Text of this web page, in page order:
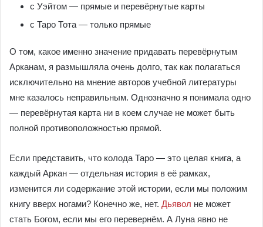
с Уэйтом — прямые и перевёрнутые карты
с Таро Тота — только прямые
О том, какое именно значение придавать перевёрнутым
Арканам, я размышляла очень долго, так как полагаться
исключительно на мнение авторов учебной литературы
мне казалось неправильным. Однозначно я понимала одно
— перевёрнутая карта ни в коем случае не может быть
полной противоположностью прямой.
Если представить, что колода Таро — это целая книга, а
каждый Аркан — отдельная история в её рамках,
изменится ли содержание этой истории, если мы положим
книгу вверх ногами? Конечно же, нет. Дьявол не может
стать Богом, если мы его перевернём. А Луна явно не